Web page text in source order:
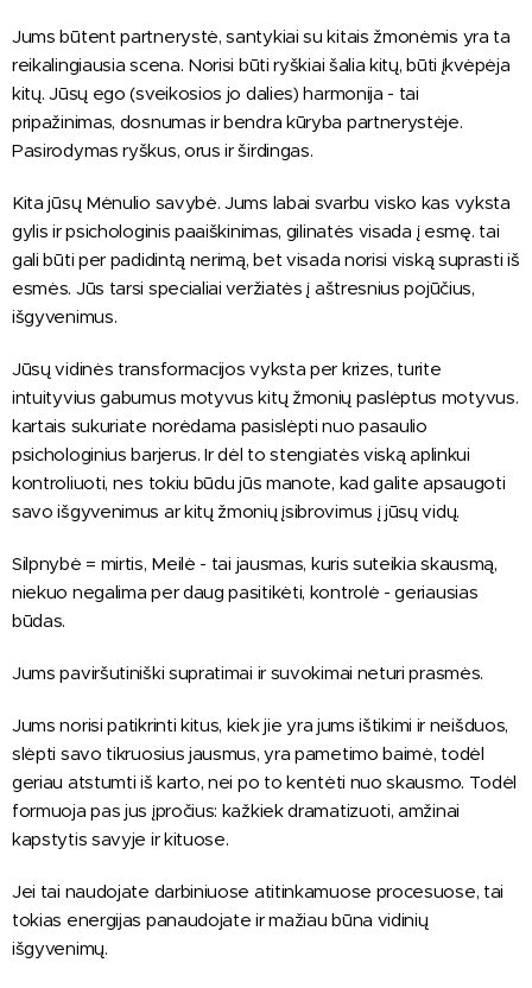
Jums būtent partnerystė, santykiai su kitais žmonėmis yra ta
reikalingiausia scena. Norisi būti ryškiai šalia kitų, būti įkvėpėja
kitų. Jūsų ego (sveikosios jo dalies) harmonija - tai
pripažinimas, dosnumas ir bendra kūryba partnerystėje.
Pasirodymas ryškus, orus ir širdingas.
Kita jūsų Mėnulio savybė. Jums labai svarbu visko kas vyksta
gylis ir psichologinis paaiškinimas, gilinatės visada į esmę. tai
gali būti per padidintą nerimą, bet visada norisi viską suprasti iš
esmės. Jūs tarsi specialiai veržiatės į aštresnius pojūčius,
išgyvenimus.
Jūsų vidinės transformacijos vyksta per krizes, turite
intuityvius gabumus motyvus kitų žmonių paslėptus motyvus.
kartais sukuriate norėdama pasislėpti nuo pasaulio
psichologinius barjerus. Ir dėl to stengiatės viską aplinkui
kontroliuoti, nes tokiu būdu jūs manote, kad galite apsaugoti
savo išgyvenimus ar kitų žmonių įsibrovimus į jūsų vidų.
Silpnybė = mirtis, Meilė - tai jausmas, kuris suteikia skausmą,
niekuo negalima per daug pasitikėti, kontrolė - geriausias
būdas.
Jums paviršutiniški supratimai ir suvokimai neturi prasmės.
Jums norisi patikrinti kitus, kiek jie yra jums ištikimi ir neišduos,
slėpti savo tikruosius jausmus, yra pametimo baimė, todėl
geriau atstumti iš karto, nei po to kentėti nuo skausmo. Todėl
formuoja pas jus įpročius: kažkiek dramatizuoti, amžinai
kapstytis savyje ir kituose.
Jei tai naudojate darbiniuose atitinkamuose procesuose, tai
tokias energijas panaudojate ir mažiau būna vidinių
išgyvenimų.